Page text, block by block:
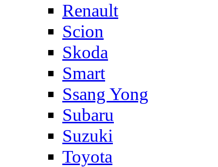
Renault
Scion
Skoda
Smart
Ssang Yong
Subaru
Suzuki
Toyota